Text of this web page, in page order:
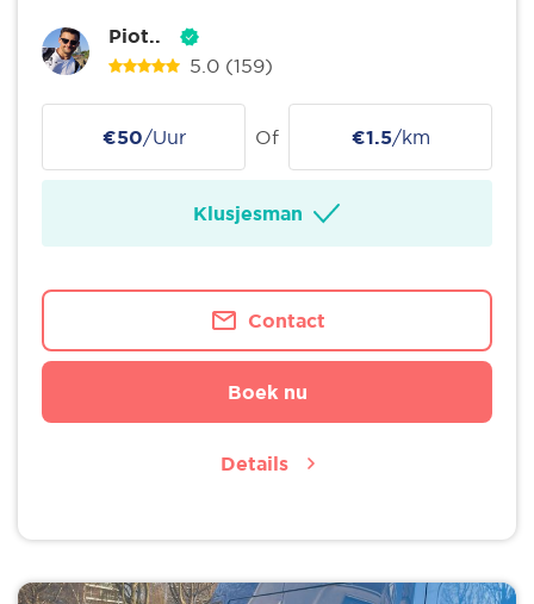
Piot..
5.0 (159)
€50/Uur Of €1.5/km
Klusjesman
Contact
Boek nu
Details